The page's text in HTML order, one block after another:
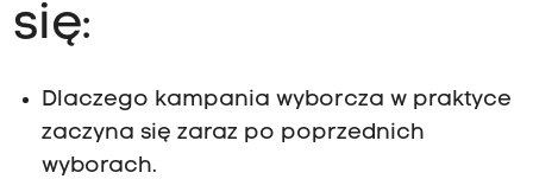
się:
Dlaczego kampania wyborcza w praktyce
zaczyna się zaraz po poprzednich
wyborach.